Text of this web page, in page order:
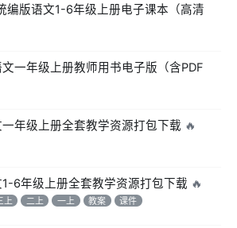
编版语文1-6年级上册电子课本（高清
一年级上册教师用书电子版（含PDF
年级上册全套教学资源打包下载 🔥
6年级上册全套教学资源打包下载 🔥
上 二上 一上 教案 课件